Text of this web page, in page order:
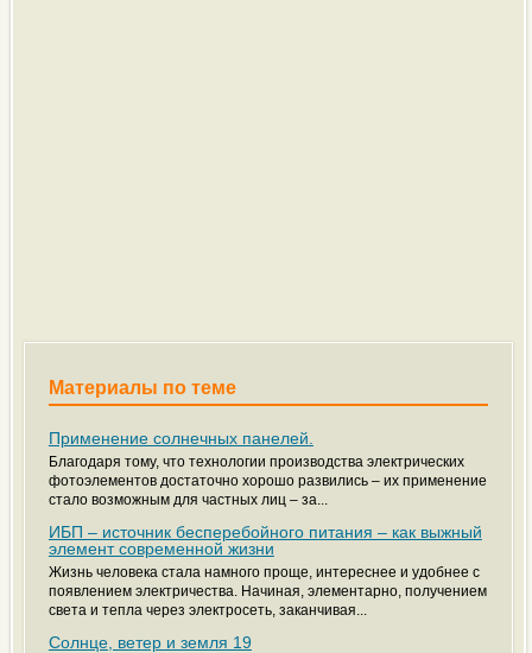
Материалы по теме
Применение солнечных панелей.
Благодаря тому, что технологии производства электрических
фотоэлементов достаточно хорошо развились – их применение
стало возможным для частных лиц – за...
ИБП – источник бесперебойного питания – как выжный
элемент современной жизни
Жизнь человека стала намного проще, интереснее и удобнее с
появлением электричества. Начиная, элементарно, получением
света и тепла через электросеть, заканчивая...
Солнце, ветер и земля 19